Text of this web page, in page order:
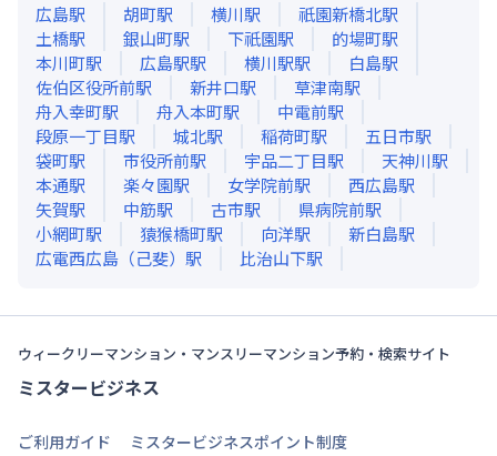
広島駅 胡町駅 横川駅 祇園新橋北駅
土橋駅 銀山町駅 下祇園駅 的場町駅
本川町駅 広島駅駅 横川駅駅 白島駅
佐伯区役所前駅 新井口駅 草津南駅
舟入幸町駅 舟入本町駅 中電前駅
段原一丁目駅 城北駅 稲荷町駅 五日市駅
袋町駅 市役所前駅 宇品二丁目駅 天神川駅
本通駅 楽々園駅 女学院前駅 西広島駅
矢賀駅 中筋駅 古市駅 県病院前駅
小網町駅 猿猴橋町駅 向洋駅 新白島駅
広電西広島（己斐） 駅 比治山下駅
ウィークリーマンション・マンスリーマンション予約・検索サイト
ミスタービジネス
ご利用ガイド ミスタービジネスポイント制度